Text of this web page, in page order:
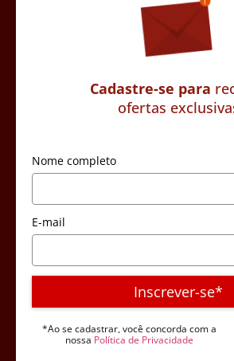
Cadastre-se para
ofertas
Nome completo
E-mail
Inscrever-se*
*Ao se cadastrar, você concorda com a
nossa Política de Privacidade